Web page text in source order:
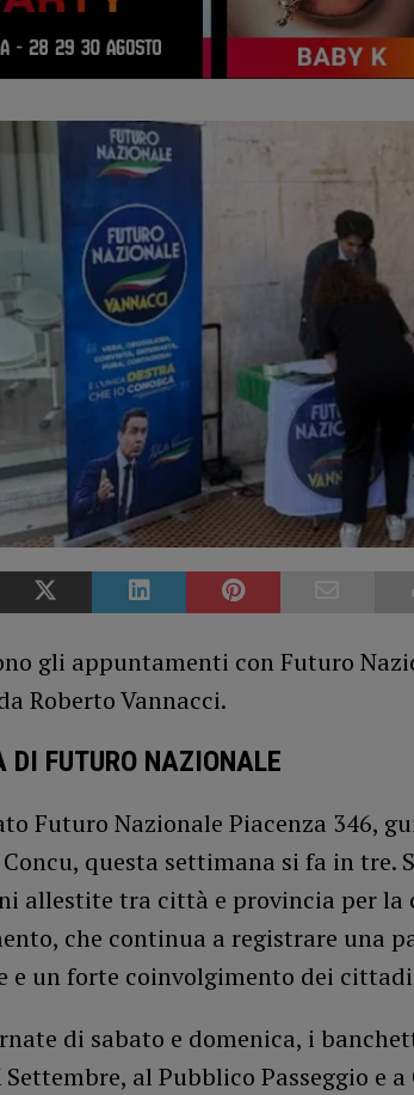
gli appuntamenti con Futuro
Roberto Vannacci.
DI FUTURO NAZIONALE
Futuro Nazionale Piacenza 346,
questa settimana si fa in tre.
allestite tra città e provincia per la
che continua a registrare una
e un forte coinvolgimento dei
di sabato e domenica, i
al Pubblico Passeggio e